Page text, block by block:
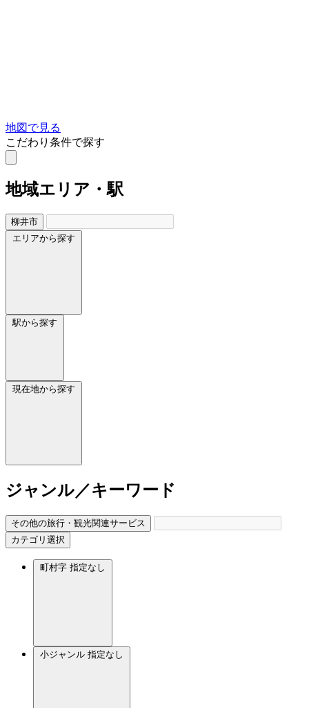
地図で見る
こだわり条件で探す
地域エリア・駅
柳井市
エリアから探す
駅から探す
現在地から探す
ジャンル／キーワード
その他の旅行・観光関連サービス
カテゴリ選択
町村字 指定なし
小ジャンル 指定なし